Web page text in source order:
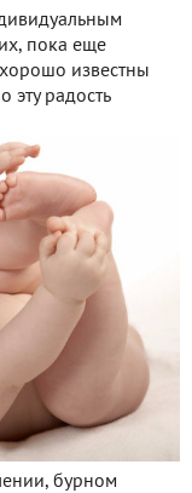
пока еще
известны
эту радость
бурном